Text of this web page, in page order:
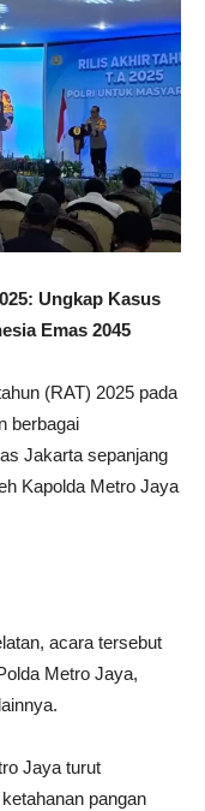
Ungkap Kasus
Emas 2045
(RAT) 2025 pada
berbagai
Jakarta sepanjang
Kapolda Metro Jaya
acara tersebut
Metro Jaya,
Jaya turut
pangan